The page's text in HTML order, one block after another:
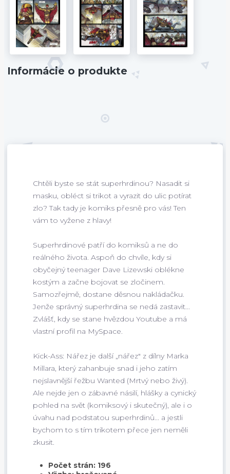
Informácie o produkte
Chtěli byste se stát superhrdinou? Nasadit si
masku, obléct si trikot a vyrazit do ulic potírat
zlo? Tak tady je komiks přesně pro vás! Ten
vám to vyžene z hlavy!
Superhrdinové patří do komiksů a ne do
reálného života. Aspoň do chvíle, kdy si
obyčejný teenager Dave Lizewski oblékne
kostým a začne bojovat se zločinem.
Samozřejmě, dostane děsnou nakládačku.
Jenže správný superhrdina se nedá zastavit...
Zvlášť, kdy se stane hvězdou Youtube a má
vlastní profil na MySpace.
Kick-Ass: Nářez je další „nářez" z dílny Marka
Millara, který zahanbuje snad i jeho zatím
nejslavnější řežbu Wanted (Mrtvý nebo živý).
Ale nejde jen o zábavné násilí, hlášky a cynický
pohled na svět (komiksový i skutečný), ale i o
úvahu nad podstatou superhrdinů... a jestli
bychom to s tím trikotem přece jen neměli
zkusit.
Počet strán: 196